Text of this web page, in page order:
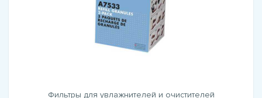
Фильтры для увлажнителей и очистителей